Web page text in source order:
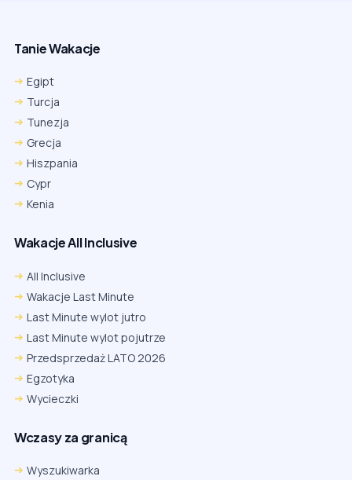
Tanie Wakacje
Egipt
Turcja
Tunezja
Grecja
Hiszpania
Cypr
Kenia
Wakacje All Inclusive
All Inclusive
Wakacje Last Minute
Last Minute wylot jutro
Last Minute wylot pojutrze
Przedsprzedaż LATO 2026
Egzotyka
Wycieczki
Wczasy za granicą
Wyszukiwarka